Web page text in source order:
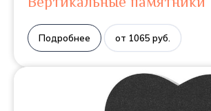
Подробнее от 1065 руб.